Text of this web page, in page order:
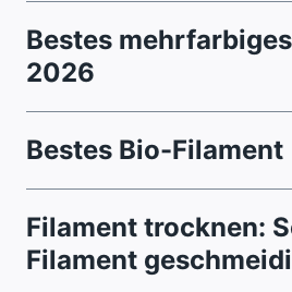
Bestes
2026
Bestes Bio-Filament
Filament trocknen:
Filament